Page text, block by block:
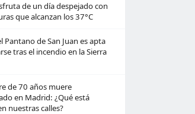
de un día despejado con
que alcanzan los 37°C
Pantano de San Juan es apta
tras el incendio en la Sierra
de 70 años muere
en Madrid: ¿Qué está
nuestras calles?